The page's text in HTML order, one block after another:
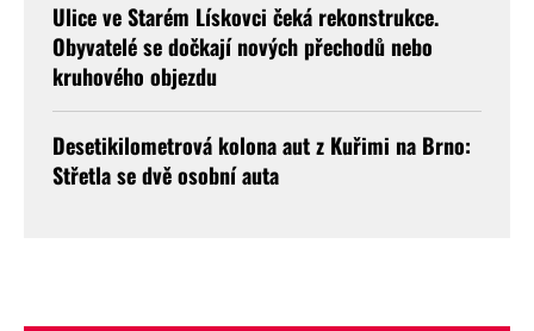
Ulice ve Starém Lískovci čeká rekonstrukce.
Obyvatelé se dočkají nových přechodů nebo
kruhového objezdu
Desetikilometrová kolona aut z Kuřimi na Brno:
Střetla se dvě osobní auta